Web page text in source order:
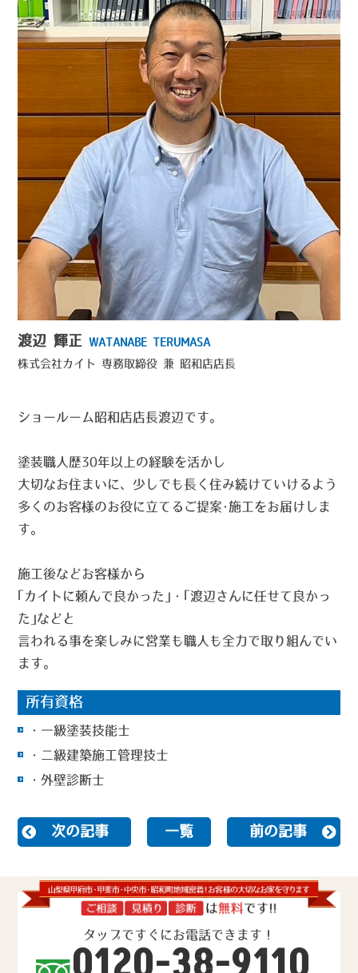
渡辺 輝正
WATANABE TERUMASA
株式会社カイト 専務取締役 兼 昭和店店長
ショールーム昭和店店長渡辺です。
塗装職人歴30年以上の経験を活かし
大切なお住まいに、少しでも長く住み続けていけるよう
多くのお客様のお役に立てるご提案･施工をお届けしま
す。
施工後などお客様から
｢カイトに頼んで良かった｣・｢渡辺さんに任せて良かっ
た｣などと
言われる事を楽しみに営業も職人も全力で取り組んでい
ます。
所有資格
・一級塗装技能士
・二級建築施工管理技士
・外壁診断士
次の記事 一覧 前の記事
タップですぐにお電話できます！